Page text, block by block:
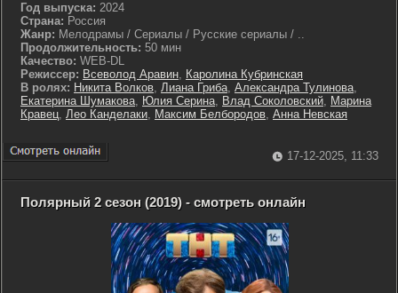
Год выпуска: 2024
Страна: Россия
Жанр: Мелодрамы / Сериалы / Русские сериалы / ..
Продолжительность: 50 мин
Качество: WEB-DL
Режиссер: Всеволод Аравин, Каролина Кубринская
В ролях: Никита Волков, Лиана Гриба, Александра Тулинова,
Екатерина Шумакова, Юлия Серина, Влад Соколовский, Марина
Кравец, Лео Канделаки, Максим Белбородов, Анна Невская
17-12-2025, 11:33
Полярный 2 сезон (2019) - смотреть онлайн